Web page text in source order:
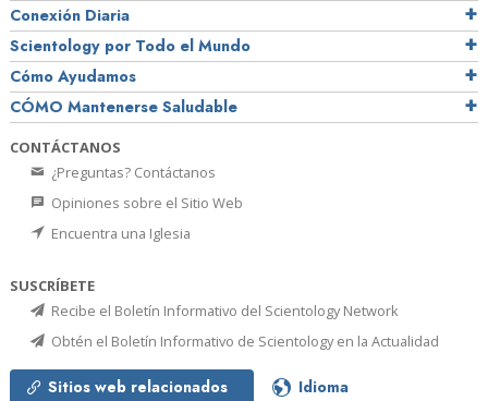
Conexión Diaria
Scientology por Todo el Mundo
Cómo Ayudamos
CÓMO Mantenerse Saludable
CONTÁCTANOS
¿Preguntas? Contáctanos
Opiniones sobre el Sitio Web
Encuentra una Iglesia
SUSCRÍBETE
Recibe el Boletín Informativo del Scientology Network
Obtén el Boletín Informativo de Scientology en la Actualidad
Sitios web relacionados Idioma